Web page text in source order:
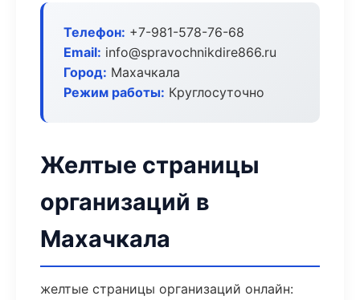
Телефон: +7-981-578-76-68
Email: info@spravochnikdire866.ru
Город: Махачкала
Режим работы: Круглосуточно
Желтые страницы
организаций в
Махачкала
желтые страницы организаций онлайн: